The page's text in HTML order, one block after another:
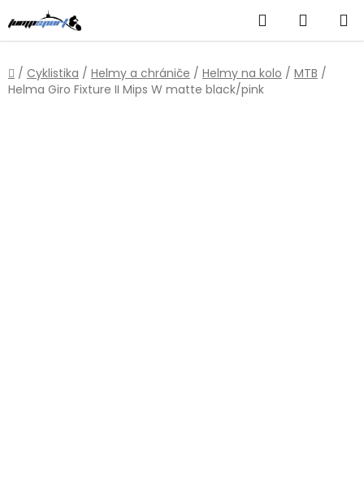
na
obsah
Hledat
KOŠÍK
Domů
/ Cyklistika / Helmy a chrániče / Helmy na kolo / MTB /
Helma Giro Fixture II Mips W matte black/pink